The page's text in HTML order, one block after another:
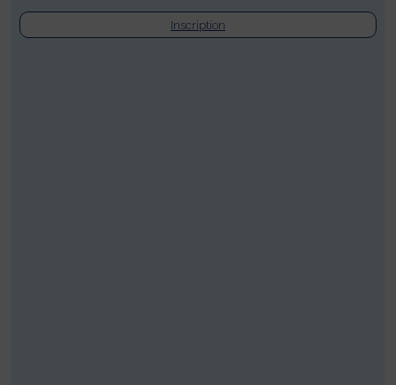
Inscription